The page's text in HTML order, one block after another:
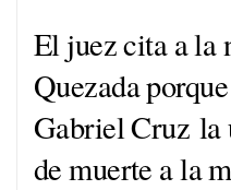
El juez cita a la
Quezada
Gabriel Cruz la
de muerte a la